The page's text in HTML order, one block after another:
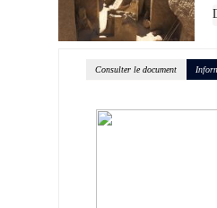
Consulter le document